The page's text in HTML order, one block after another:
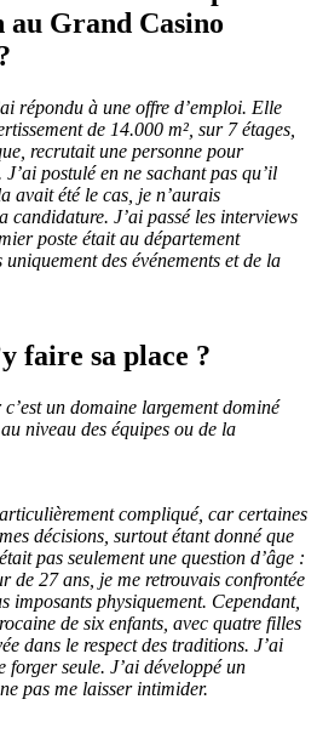
au Grand Casino
répondu à une offre d’emploi. Elle
de 14.000 m², sur 7 étages,
recrutait une personne pour
J’ai postulé en ne sachant pas qu’il
avait été le cas, je n’aurais
candidature. J’ai passé les interviews
poste était au département
des événements et de la
faire sa place ?
un domaine largement dominé
niveau des équipes ou de la
compliqué, car certaines
décisions, surtout étant donné que
pas seulement une question d’âge :
de 27 ans, je me retrouvais confrontée
imposants physiquement. Cependant,
de six enfants, avec quatre filles
dans le respect des traditions. J’ai
forger seule. J’ai développé un
pas me laisser intimider.